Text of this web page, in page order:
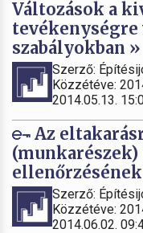
Változások a
tevékenységre
szabályokban »
Szerző:
Közzétéve:
2014.05.13.
Az
Szerző:
Közzétéve:
2014.06.02.